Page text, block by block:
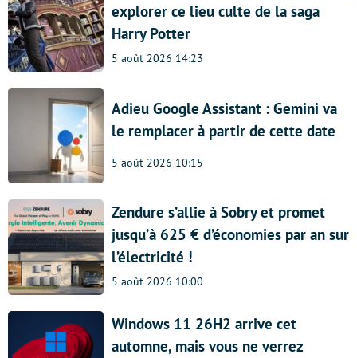
explorer ce lieu culte de la saga
Harry Potter
5 août 2026 14:23
Adieu Google Assistant : Gemini va
le remplacer à partir de cette date
5 août 2026 10:15
Zendure s’allie à Sobry et promet
jusqu’à 625 € d’économies par an sur
l’électricité !
5 août 2026 10:00
Windows 11 26H2 arrive cet
automne, mais vous ne verrez